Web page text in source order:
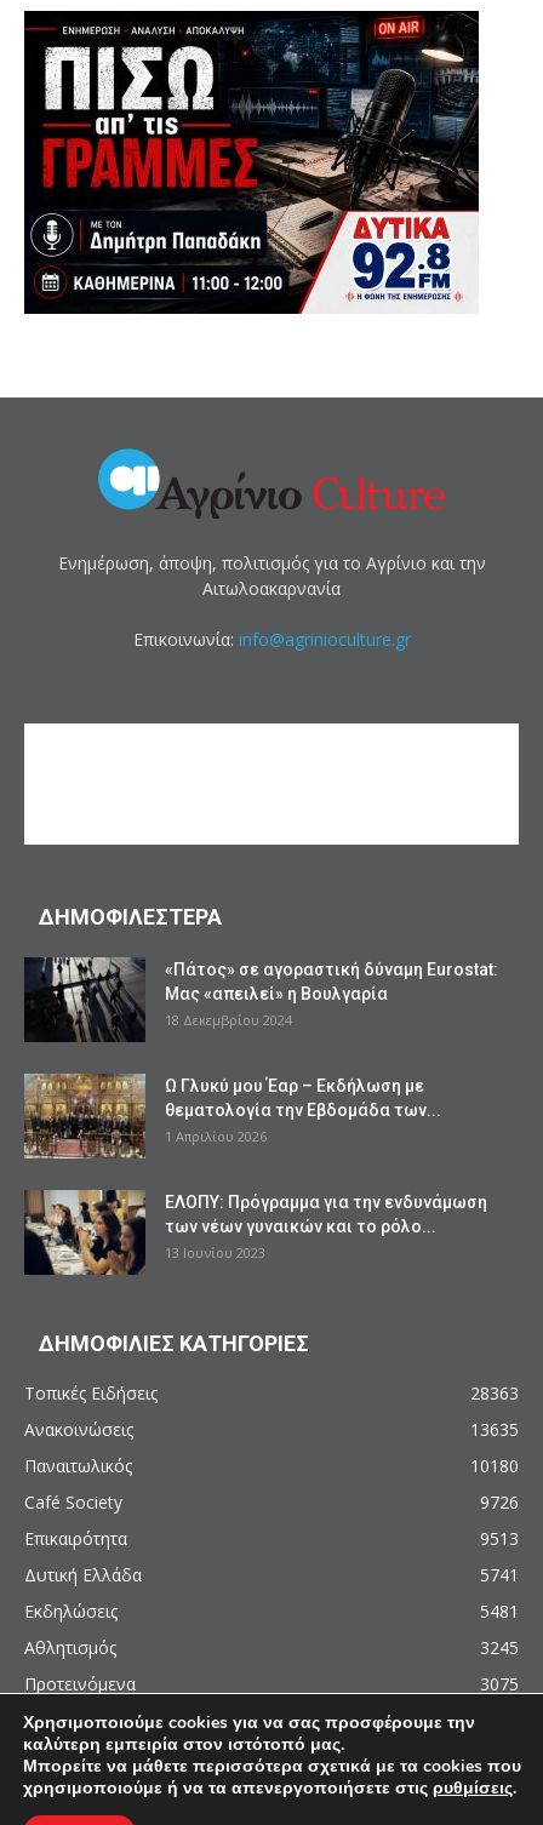
Ενημέρωση, άποψη, πολιτισμός για το Αγρίνιο και την
Αιτωλοακαρνανία
Επικοινωνία: info@agrinioculture.gr
ΔΗΜΟΦΙΛΕΣΤΕΡΑ
«Πάτος» σε αγοραστική δύναμη Eurostat:
Μας «απειλεί» η Βουλγαρία
18 Δεκεμβρίου 2024
Ω Γλυκύ μου Έαρ – Εκδήλωση με
θεματολογία την Εβδομάδα των...
1 Απριλίου 2026
ΕΛΟΠΥ: Πρόγραμμα για την ενδυνάμωση
των νέων γυναικών και το ρόλο...
13 Ιουνίου 2023
ΔΗΜΟΦΙΛΙΕΣ ΚΑΤΗΓΟΡΙΕΣ
Τοπικές Ειδήσεις
28363
Ανακοινώσεις
13635
Παναιτωλικός
10180
Café Society
9726
Επικαιρότητα
9513
Δυτική Ελλάδα
5741
Εκδηλώσεις
5481
Αθλητισμός
3245
Προτεινόμενα
3075
© 2011 - 2026 - AgrinioCulture.gr
This site is protected by reCAPTCHA and the Google
Χρησιμοποιούμε cookies για να σας προσφέρουμε την
καλύτερη εμπειρία στον ιστότοπό μας.
Μπορείτε να μάθετε περισσότερα σχετικά με τα cookies που
χρησιμοποιούμε ή να τα απενεργοποιήσετε στις ρυθμίσεις.